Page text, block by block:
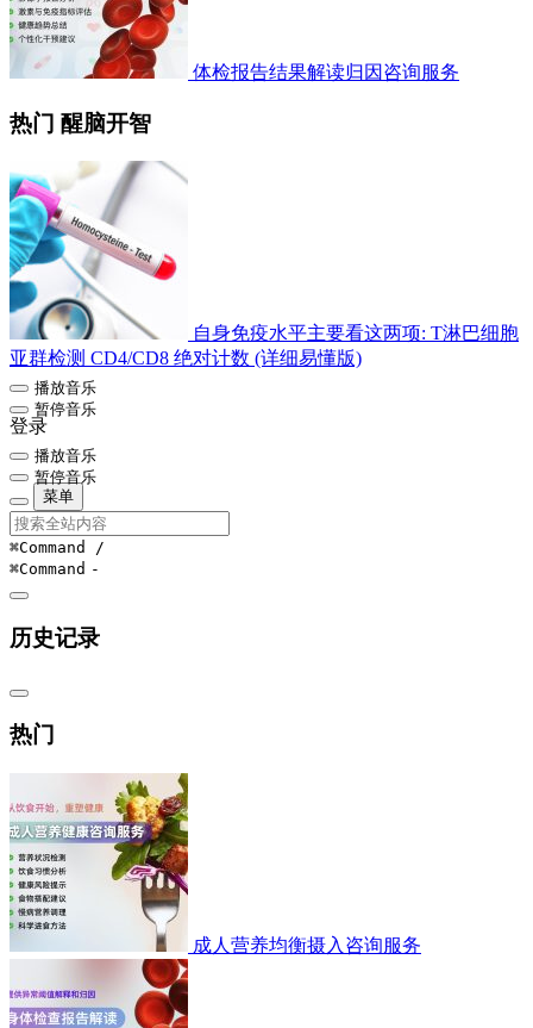
体检报告结果解读归因咨询服务
热门 醒脑开智
自身免疫水平主要看这两项: T淋巴细胞
亚群检测 CD4/CD8 绝对计数 (详细易懂版)
播放音乐
暂停音乐
登录
播放音乐
暂停音乐
菜单
⌘Command /
⌘Command -
历史记录
热门
成人营养均衡摄入咨询服务